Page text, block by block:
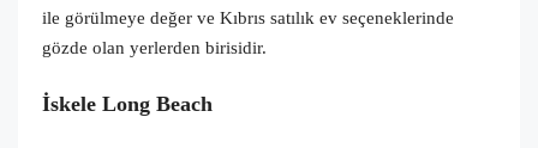
ile görülmeye değer ve Kıbrıs satılık ev seçeneklerinde
gözde olan yerlerden birisidir.
İskele Long Beach